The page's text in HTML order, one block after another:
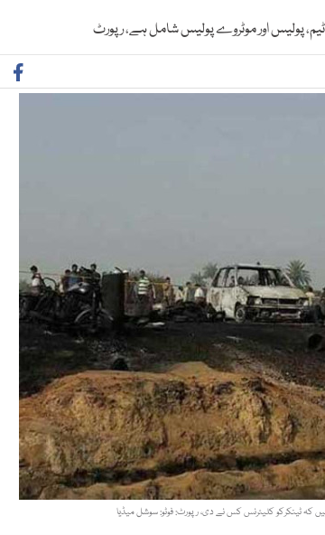
پولیس اور موٹروے پولیس شامل ہے، رپورٹ
کہ ٹینکرکو کلیئرنس کس نے دی، رپورٹ: فوٹو: سوشل میڈیا